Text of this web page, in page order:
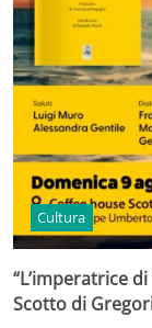
Cultura
“L’imperatrice
Scotto di